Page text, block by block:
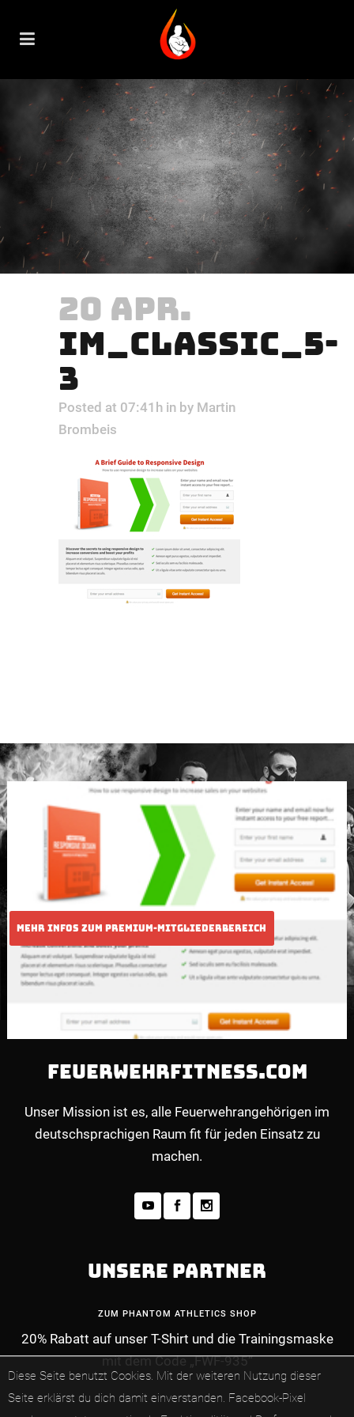
Diese Seite benutzt Cookies. Mit der weiteren Nutzung dieser
Seite erklärst du dich damit einverstanden. Facebook-Pixel
20 APR.
IM_CLASSIC_5-
3
Posted at 07:41h in by Martin
Brombeis
MEHR INFOS ZUM PREMIUM-
FEUERWEHRFITNESS.COM
Unser Mission ist es, alle Feuerwehrangehörigen im
deutschsprachigen Raum fit für jeden Einsatz zu
machen.
UNSERE PARTNER
ZUM PHANTOM ATHLETICS SHOP
20% Rabatt auf unser T-Shirt und die Trainingsmaske
mit dem Code „FWF-935“